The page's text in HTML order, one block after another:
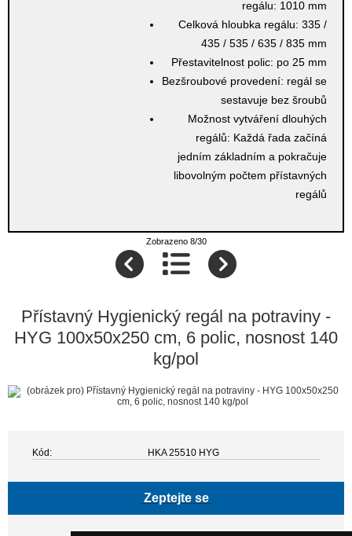
regálu: 1010 mm
Celková hloubka regálu:335 /
435 / 535 / 635 / 835 mm
Přestavitelnost polic: po 25 mm
Bezšroubové provedení: regál se
sestavuje bez šroubů
Možnost vytváření dlouhých
regálů: Každá řada začíná
jedním základním a pokračuje
libovolným počtem přístavných
regálů
Zobrazeno 8/30
Přístavný Hygienický regál na potraviny -
HYG 100x50x250 cm, 6 polic, nosnost 140
kg/pol
Kód: HKA 25510 HYG
Zeptejte se